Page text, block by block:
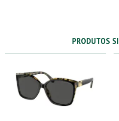
PRODUTOS